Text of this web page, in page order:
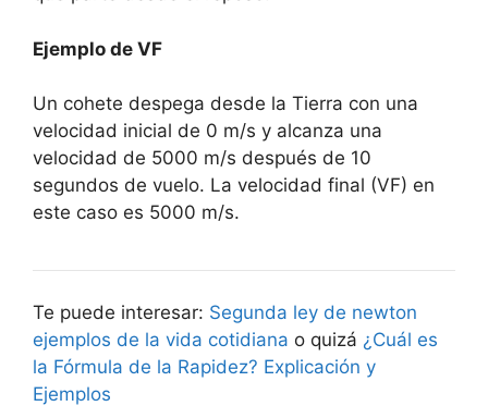
Ejemplo de VF
Un cohete despega desde la Tierra con una
velocidad inicial de 0 m/s y alcanza una
velocidad de 5000 m/s después de 10
segundos de vuelo. La velocidad final (VF) en
este caso es 5000 m/s.
Te puede interesar: Segunda ley de newton
ejemplos de la vida cotidiana o quizá ¿Cuál es
la Fórmula de la Rapidez? Explicación y
Ejemplos